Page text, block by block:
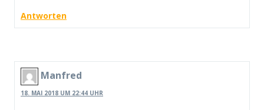
Antworten
Manfred
18. MAI 2018 UM 22:44 UHR